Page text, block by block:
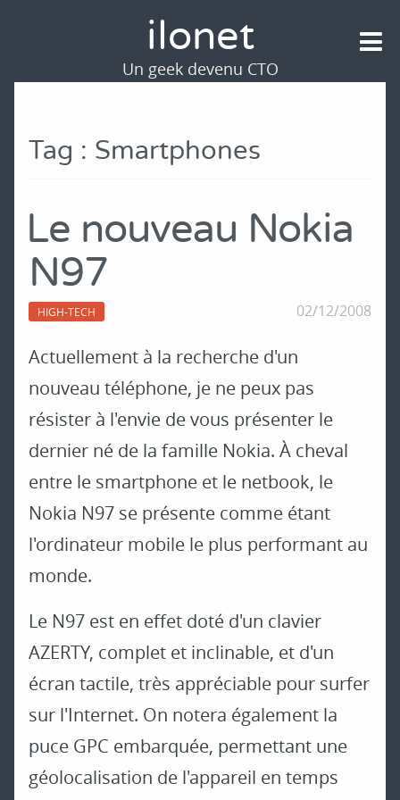
Tag : Smartphones
Le nouveau Nokia
N97
HIGH-TECH 02/12/2008
Actuellement à la recherche d'un
nouveau téléphone, je ne peux pas
résister à l'envie de vous présenter le
dernier né de la famille Nokia. À cheval
entre le smartphone et le netbook, le
Nokia N97 se présente comme étant
l'ordinateur mobile le plus performant au
monde.
Le N97 est en effet doté d'un clavier
AZERTY, complet et inclinable, et d'un
écran tactile, très appréciable pour surfer
sur l'Internet. On notera également la
puce GPC embarquée, permettant une
géolocalisation de l'appareil en temps
ilonet
Un geek devenu CTO